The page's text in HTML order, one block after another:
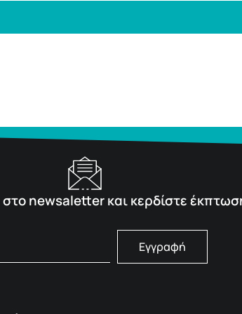
newsaletter και κερδίστε
Εγγραφή